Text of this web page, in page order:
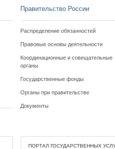
Правительство России
Распределение обязанностей
Правовые основы деятельности
Координационные и совещательные
органы
Государственные фонды
Органы при правительстве
Документы
ПОРТАЛ ГОСУДАРСТВЕННЫХ